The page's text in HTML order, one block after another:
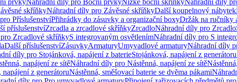
prvkyNáhradní díly pro Boční prvkyNízké boční skříňkyNáhradní díly
skříňkyNáhradní díly pro Závěsné skříňkyDalší koupelnový nábytek
PříslušenstvíPřihrádky do zásuvky a organizační boxyDržák na ručníky
příslušenstvíZrcadla a zrcadlové skříňkyZrcadloNáhradní díly pro Zrcadlo
Zrcadlové skříňkyS integrovaným osvětlenímNáhradní díly pro S
Další příslušenstvíZásuvkyArmaturyUmyvadlové armaturyNáhradní díly
díly pro Stojánková, napájení z baterieStojánková, napájení z generátoru
napájení ze sítěNáhradní díly pro Nástěnná, napájení ze sítě
z generátoruNástěnná, směšovací baterie se dvěma pákami